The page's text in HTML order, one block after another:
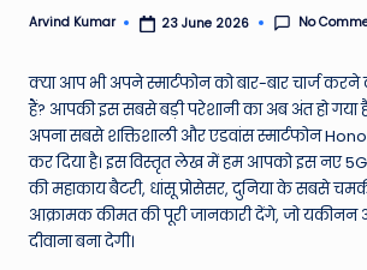
e
N
e
w
s
A
Posted
Arvind Kumar 23 June 2026 No
क्या आप भी अपने स्मार्टफोन को बार-बार चार्ज
हैं? आपकी इस सबसे बड़ी परेशानी का अब अंत हो गया
अपना सबसे शक्तिशाली और एडवांस स्मार्टफोन
कर दिया है। इस विस्तृत लेख में हम आपको इस नए
की महाकाय बैटरी, धांसू प्रोसेसर, दुनिया के सबसे
आक्रामक कीमत की पूरी जानकारी देंगे, जो
दीवाना बना देगी।